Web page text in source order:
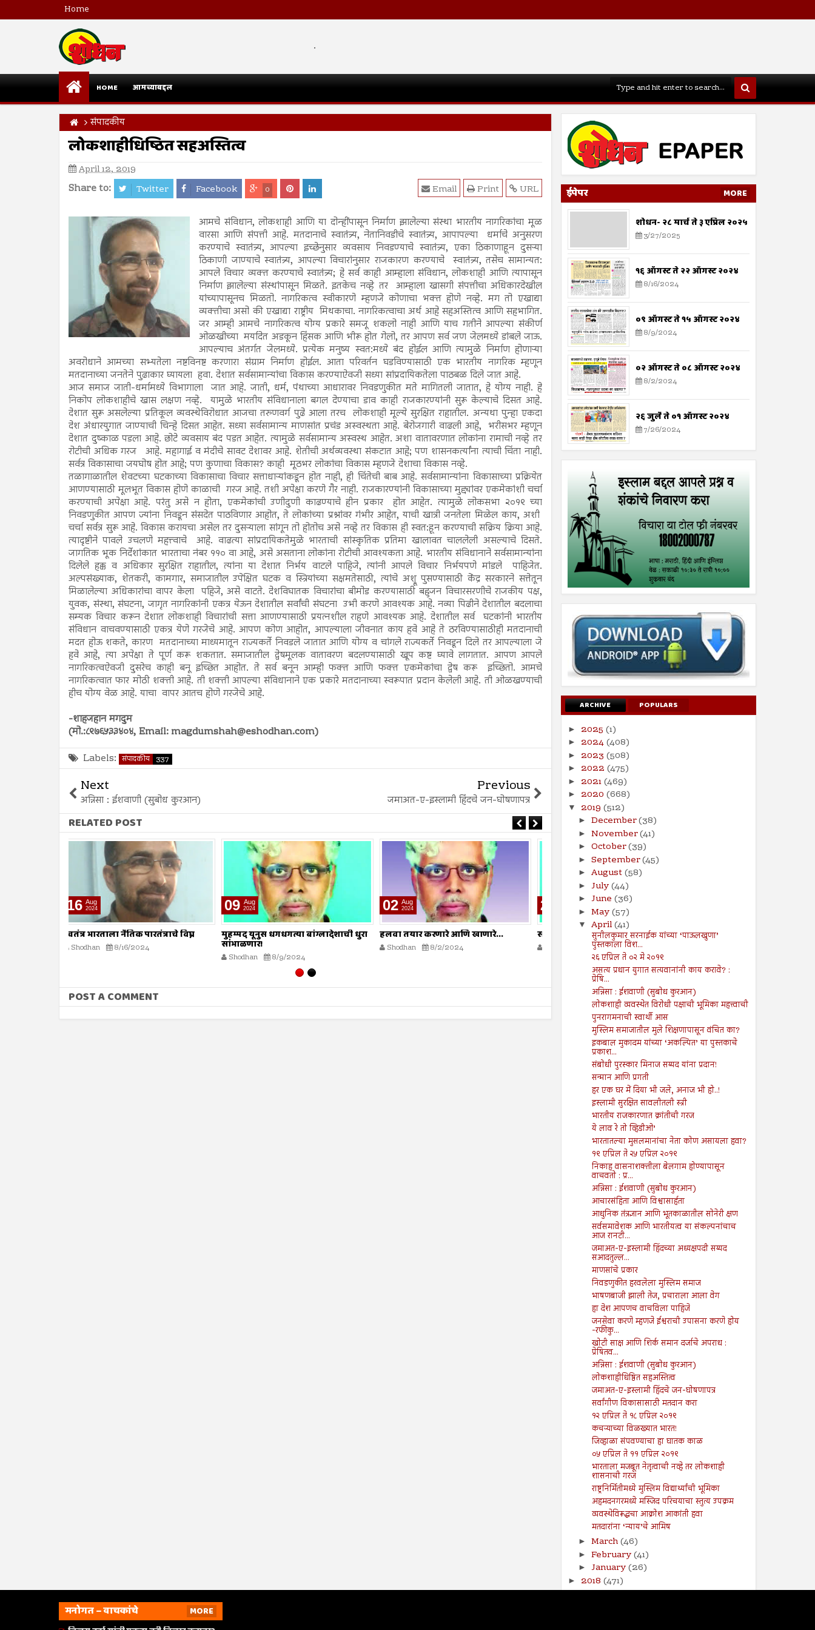
Home
.
HOME आमच्याबद्दल
संपादकीय
लोकशाहीधिष्ठित सहअस्तित्व
April 12, 2019
Share to: Twitter Facebook 0 URL
Print
Email
आमचे संविधान, लोकशाही आणि या दोन्हींपासून निर्माण झालेल्या संस्था भारतीय नागरिकांचा मूळ
वारसा आणि संपत्ती आहे. मतदानाचे स्वातंत्र्य, नेतानिवडीचे स्वातंत्र्य, आपापल्या धर्माचे अनुसरण
करण्याचे स्वातंत्र्य, आपल्या इच्छेनुसार व्यवसाय निवडण्याचे स्वातंत्र्य, एका ठिकाणाहून दुसऱ्या
ठिकाणी जाण्याचे स्वातंत्र्य, आपल्या विचारांनुसार राजकारण करण्याचे स्वातंत्र्य, तसेच सामान्यत:
आपले विचार व्यक्त करण्याचे स्वातंत्र्य; हे सर्व काही आम्हाला संविधान, लोकशाही आणि त्यापासून
निर्माण झालेल्या संस्थांपासून मिळते. इतकेच नव्हे तर आम्हाला खासगी संपत्तीचा अधिकारदेखील
यांच्यापासूनच मिळतो. नागरिकत्व स्वीकारणे म्हणजे कोणाचा भक्त होणे नव्हे. मग तो एखाद्या
व्यक्तीचा असो की एखाद्या राष्ट्रीय मिथकाचा. नागरिकत्वाचा अर्थ आहे सहअस्तित्व आणि सहभागित.
जर आम्ही आमचे नागरिकत्व योग्य प्रकारे समजू शकलो नाही आणि याच गतीने आपल्या संकीर्ण
ओळखीच्या मर्यादेत अडकून हिंसक आणि भीरू होत गेलो, तर आपण सर्व जण जेलमध्ये डांबले जाऊ.
आपल्याच अंतर्गत जेलमध्ये. प्रत्येक मनुष्य स्वत:मध्ये बंद होईल आणि त्यामुळे निर्माण होणाऱ्या
अवरोधाने आमच्या सभ्यतेला नष्टविनष्ट करणारा संग्राम निर्माण होईल. आता परिवर्तन घडविण्यासाठी एक भारतीय नागरिक म्हणून
मतदानाच्या जनतेने पुढाकार घ्यायला हवा. देशात सर्वसामान्यांचा विकास करण्याऐवजी सध्या सांप्रदायिकतेला पाठबळ दिले जात आहे.
आज समाज जाती-धर्मामध्ये विभागाला जात आहे. जाती, धर्म, पंथाच्या आधारावर निवडणुकीत मते मागितली जातात, हे योग्य नाही. हे
निकोप लोकशाहीचे खास लक्षण नव्हे. यामुळे भारतीय संविधानाला बगल देण्याचा डाव काही राजकारण्यांनी सुरू केल्याचे दिसत आहे.
देशात सुरू असलेल्या प्रतिकूल व्यवस्थेविरोधात आजचा तरुणवर्ग पुढे आला तरच लोकशाही मूल्ये सुरक्षित राहातील. अन्यथा पुन्हा एकदा
देश अंधारयुगात जाण्याची चिन्हे दिसत आहेत. सध्या सर्वसामान्य माणसांत प्रचंड अस्वस्थता आहे. बेरोजगारी वाढली आहे, भरीसभर म्हणून
देशात दुष्काळ पडला आहे. छोटे व्यवसाय बंद पडत आहेत. त्यामुळे सर्वसामान्य अस्वस्थ आहेत. अशा वातावरणात लोकांना रामाची नव्हे तर
रोटीची अधिक गरज आहे. महागाई व मंदीचे सावट देशावर आहे. शेतीची अर्थव्यवस्था संकटात आहे; पण शासनकर्त्यांना त्याची चिंता नाही.
सर्वत्र विकासाचा जयघोष होत आहे; पण कुणाचा विकास? काही मूठभर लोकांचा विकास म्हणजे देशाचा विकास नव्हे.
तळागाळातील शेवटच्या घटकाच्या विकासाचा विचार सत्ताधाऱ्यांकडून होत नाही, ही चिंतेची बाब आहे. सर्वसामान्यांना विकासाच्या प्रक्रियेत
आणण्यासाठी मूलभूत विकास होणे काळाची गरज आहे. तशी अपेक्षा करणे गैर नाही. राजकारण्यांनी विकासाच्या मुद्द्यांवर एकमेकांशी चर्चा
करण्याची अपेक्षा आहे. परंतु असे न होता, एकमेकांची उणीदुणी काढण्याचे हीन प्रकार होत आहेत. त्यामुळे लोकसभा २०१९ च्या
निवडणुकीत आपण ज्यांना निवडून संसदेत पाठविणार आहोत, ते लोकांच्या प्रश्नांवर गंभीर आहेत, याची खात्री जनतेला मिळेल काय, अशी
चर्चा सर्वत्र सुरू आहे. विकास करायचा असेल तर दुसऱ्याला सांगून तो होतोच असे नव्हे तर विकास ही स्वत:हून करण्याची सक्रिय क्रिया आहे.
त्यादृष्टीने पावले उचलणे महत्त्वाचे आहे. वाढत्या सांप्रदायिकतेमुळे भारताची सांस्कृतिक प्रतिमा खालावत चाललेली असल्याचे दिसते.
जागतिक भूक निर्देशांकात भारताचा नंबर ११० वा आहे, असे असताना लोकांना रोटीची आवश्यकता आहे. भारतीय संविधानाने सर्वसामान्यांना
दिलेले हक्क व अधिकार सुरक्षित राहातील, त्यांना या देशात निर्भय वाटले पाहिजे, त्यांनी आपले विचार निर्भयपणे मांडले पाहिजेत.
अल्पसंख्याक, शेतकरी, कामगार, समाजातील उपेक्षित घटक व स्त्रियांच्या सक्षमतेसाठी, त्यांचे अश्रू पुसण्यासाठी केंद्र सरकारने सत्तेतून
मिळालेल्या अधिकारांचा वापर केला पहिजे, असे वाटते. देशविघातक विचारांचा बीमोड करण्यासाठी बहुजन विचारसरणीचे राजकीय पक्ष,
युवक, संस्था, संघटना, जागृत नागरिकांनी एकत्र येऊन देशातील सर्वांची संघटना उभी करणे आवश्यक आहे. नव्या पिढीने देशातील बदलाचा
सम्यक विचार करून देशात लोकशाही विचारांची सत्ता आणण्यासाठी प्रयत्नशील राहणे आवश्यक आहे. देशातील सर्व घटकांनी भारतीय
संविधान वाचवण्यासाठी एकत्र येणे गरजेचे आहे. आपण कोण आहोत, आपल्याला जीवनात काय हवे आहे ते ठरविण्यासाठीही मतदानाची
मदत होऊ शकते, कारण मतदानाच्या माध्यमातून राज्यकर्ते निवडले जातात आणि योग्य व चांगले राज्यकर्ते निवडून दिले तर आपल्याला जे
हवे आहे, त्या अपेक्षा ते पूर्ण करू शकतात. समाजातील द्वेषमूलक वातावरण बदलण्यासाठी खूप कष्ट घ्यावे लागतात. आपण आपले
नागरिकत्वऐवजी दुसरेच काही बनू इच्छित आहोत. ते सर्व बनून आम्ही फक्त आणि फक्त एकमेकांचा द्वेष करू इच्छितो. आमचे
नागरिकत्वात फार मोठी शक्ती आहे. ती शक्ती आपल्या संविधानाने एक प्रकारे मतदानाच्या स्वरूपात प्रदान केलेली आहे. ती ओळखण्याची
हीच योग्य वेळ आहे. याचा वापर आतच होणे गरजेचे आहे.
-शाहजहान मगदुम
(मो.:८९७६५३३४०४, Email: magdumshah@eshodhan.com)
Labels: संपादकीय 337
Next
अन्निसा : ईशवाणी (सुबोध कुरआन)
Previous
जमाअत-ए-इस्लामी हिंदचे जन-घोषणापत्र
RELATED POST
09 Aug
2024
मुहम्मद यूनुस धगधगत्या बांग्लादेशाची धुरा
सांभाळणार!
02 Aug
2024
हलवा तयार करणारे आणि खाणारे...
Shodhan
26 Jul
2024
सर्व स्रोतांवर ताबा
Shodhan 7/26/2024
वेदना कुठे आणि लक्षण कुठे?
7/19/2024
डाव्या विचारसरणीचा उगम?
POST A COMMENT
ईपेपर MORE
शोधन- २८ मार्च ते ३ एप्रिल २०२५
3/27/2025
१६ ऑगस्ट ते २२ ऑगस्ट २०२४
8/16/2024
०९ ऑगस्ट ते १५ ऑगस्ट २०२४
8/9/2024
०२ ऑगस्ट ते ०८ ऑगस्ट २०२४
8/2/2024
२६ जुलै ते ०१ ऑगस्ट २०२४
7/26/2024
ARCHIVE POPULARS
► 2025 (1)
► 2024(408)
► 2023 (508)
► 2022 (475)
► 2021(469)
► 2020 (668)
▼ 2019 (512)
► December(38)
► November(41)
► October(39)
► September(45)
► August(58)
► July(44)
► June (36)
► May(57)
▼ April(41)
सुनीलकुमार सरनाईक यांच्या ‘पाऊलखुणा’
पुस्तकाला विश...
२६ एप्रिल ते ०२ मे २०१९
असत्य प्रधान युगात सत्यवानांनी काय करावे? :
प्रेषि...
अन्निसा : ईशवाणी (सुबोध कुरआन)
लोकशाही व्यवस्थेत विरोधी पक्षाची भूमिका महत्त्वाची
पुनरागमनाची स्वार्थी आस
मुस्लिम समाजातील मुले शिक्षणापासून वंचित का?
इकबाल मुकादम यांच्या ‘अकल्पित’ या पुस्तकाचे
प्रकाश...
संबोधी पुरस्कार मिनाज सय्यद यांना प्रदान!
सन्मान आणि प्रगती
हर एक घर में दिया भी जले, अनाज भी हो..!
इस्लामी सुरक्षित सावलीतली स्त्री
भारतीय राजकारणात क्रांतीची गरज
ये लाव रे तो व्हिडीओ’
भारतातल्या मुसलमानांचा नेता कोण असायला हवा?
१९ एप्रिल ते २५ एप्रिल २०१९
निकाह वासनाशक्तीला बेलगाम होण्यापासून
वाचवतो : प्र...
अन्निसा : ईशवाणी (सुबोध कुरआन)
आचारसंहिता आणि विश्वासार्हता
आधुनिक तंत्रज्ञान आणि भूतकाळातील सोनेरी क्षण
सर्वसमावेशक आणि भारतीयत्व या संकल्पनांचाच
आज रानटी...
जमाअत-ए-इस्लामी हिंदच्या अध्यक्षपदी सय्यद
सआदतुल्ल...
माणसांचे प्रकार
निवडणुकीत हरवलेला मुस्लिम समाज
भाषणबाजी झाली तेज, प्रचाराला आला वेग
हा देश आपणच वाचविला पाहिजे
जनसेवा करणे म्हणजे ईश्वराची उपासना करणे होय
-रफीकु...
खोटी साक्ष आणि शिर्क समान दर्जाचे अपराध :
प्रेषितव...
अन्निसा : ईशवाणी (सुबोध कुरआन)
लोकशाहीधिष्ठित सहअस्तित्व
जमाअत-ए-इस्लामी हिंदचे जन-घोषणापत्र
सर्वांगीण विकासासाठी मतदान करा
१२ एप्रिल ते १८ एप्रिल २०१९
कचऱ्याच्या विळख्यात भारत!
जिव्हाळा संपवण्याचा हा घातक काळ
०५ एप्रिल ते ११ एप्रिल २०१९
भारताला मजबूत नेतृत्वाची नव्हे तर लोकशाही
शासनाची गरज
राष्ट्रनिर्मितीमध्ये मुस्लिम विद्यार्थ्यांची भूमिका
अहमदनगरमध्ये मस्जिद परिचयाचा स्तुत्य उपक्रम
व्यवस्थेविरूद्धचा आक्रोश आकांती हवा
मतदारांना ‘न्याय’चे आमिष
► March(46)
► February(41)
► January(26)
► 2018 (471)
►2017(141)
मनोगत – वाचकांचे
MORE